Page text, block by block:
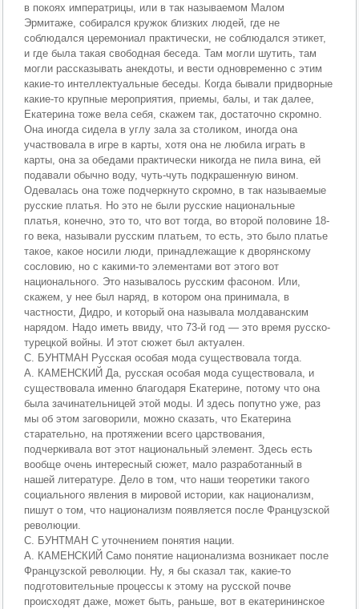
в покоях императрицы, или в так называемом Малом
Эрмитаже, собирался кружок близких людей, где не
соблюдался церемониал практически, не соблюдался этикет,
и где была такая свободная беседа. Там могли шутить, там
могли рассказывать анекдоты, и вести одновременно с этим
какие-то интеллектуальные беседы. Когда бывали придворные
какие-то крупные мероприятия, приемы, балы, и так далее,
Екатерина тоже вела себя, скажем так, достаточно скромно.
Она иногда сидела в углу зала за столиком, иногда она
участвовала в игре в карты, хотя она не любила играть в
карты, она за обедами практически никогда не пила вина, ей
подавали обычно воду, чуть-чуть подкрашенную вином.
Одевалась она тоже подчеркнуто скромно, в так называемые
русские платья. Но это не были русские национальные
платья, конечно, это то, что вот тогда, во второй половине 18-
го века, называли русским платьем, то есть, это было платье
такое, какое носили люди, принадлежащие к дворянскому
сословию, но с какими-то элементами вот этого вот
национального. Это называлось русским фасоном. Или,
скажем, у нее был наряд, в котором она принимала, в
частности, Дидро, и который она называла молдаванским
нарядом. Надо иметь ввиду, что 73-й год — это время русско-
турецкой войны. И этот сюжет был актуален.
С. БУНТМАН Русская особая мода существовала тогда.
А. КАМЕНСКИЙ Да, русская особая мода существовала, и
существовала именно благодаря Екатерине, потому что она
была зачинательницей этой моды. И здесь попутно уже, раз
мы об этом заговорили, можно сказать, что Екатерина
старательно, на протяжении всего царствования,
подчеркивала вот этот национальный элемент. Здесь есть
вообще очень интересный сюжет, мало разработанный в
нашей литературе. Дело в том, что наши теоретики такого
социального явления в мировой истории, как национализм,
пишут о том, что национализм появляется после Французской
революции.
С. БУНТМАН С уточнением понятия нации.
А. КАМЕНСКИЙ Само понятие национализма возникает после
Французской революции. Ну, я бы сказал так, какие-то
подготовительные процессы к этому на русской почве
происходят даже, может быть, раньше, вот в екатерининское